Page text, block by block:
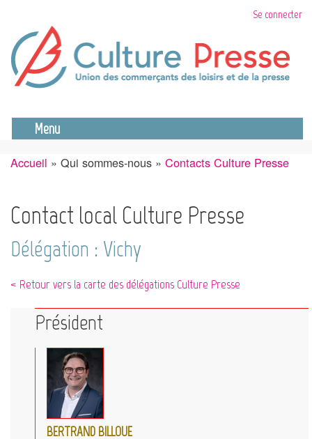
contenu
principal
Se connecter
Se déconnecter
Menu
Accueil Qui sommes-nous Contacts Culture Presse
Contact local Culture Presse
Délégation : Vichy
< Retour vers la carte des délégations Culture Presse
Président
BERTRAND BILLOUE